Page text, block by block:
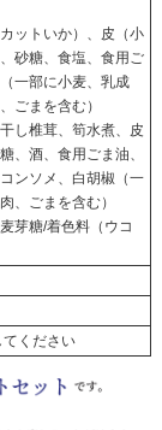
ットいか）、皮（小
砂糖、食塩、食用ご
一部に小麦、乳成
ごまを含む）
し椎茸、筍水煮、皮
、酒、食用ごま油、
ンソメ、白胡椒（一
、ごまを含む）
芽糖/着色料（ウコ
ください